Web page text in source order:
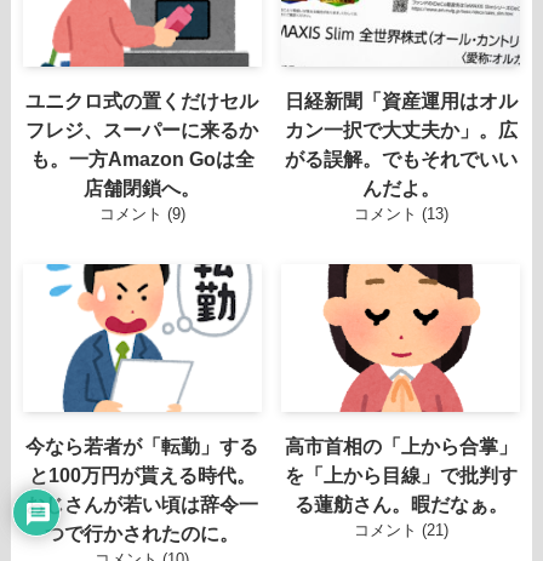
ユニクロ式の置くだけセル
フレジ、スーパーに来るか
も。一方Amazon Goは全
店舗閉鎖へ。
コメント (9)
日経新聞「資産運用はオル
カン一択で大丈夫か」。広
がる誤解。でもそれでいい
んだよ。
コメント (13)
今なら若者が「転勤」する
と100万円が貰える時代。
おじさんが若い頃は辞令一
つで行かされたのに。
高市首相の「上から合掌」
を「上から目線」で批判す
る蓮舫さん。暇だなぁ。
コメント (21)